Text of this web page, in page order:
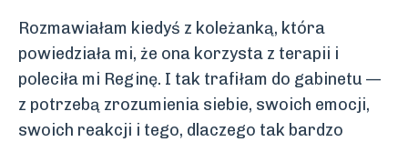
Rozmawiałam kiedyś z koleżanką, która
powiedziała mi, że ona korzysta z terapii i
poleciła mi Reginę. I tak trafiłam do gabinetu —
z potrzebą zrozumienia siebie, swoich emocji,
swoich reakcji i tego, dlaczego tak bardzo